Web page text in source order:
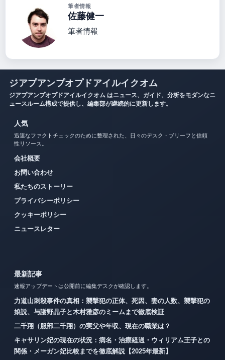
筆者情報
佐藤健一
筆者情報
ジアプアンプオプドアイルイクオム
ジアプアンプオプドアイルイクオム はニュース、ガイド、分析をモダンなニ
ュースルーム構成で提供し、編集部が継続的に更新します。
人気
迅速なファクトチェックのために整理された、日々のデスク・ブリーフと信頼
性リソース。
会社概要
お問い合わせ
私たちのストーリー
プライバシーポリシー
クッキーポリシー
ニュースレター
最新記事
速報アップデートは公開前に編集デスクが確認します。
力道山刺殺事件の真相：襲撃犯の正体、死因、妻の人数、襲撃犯の
娘説、与謝野晶子と木村雅彦のミームまで徹底検証
二千翔（服部二千翔）の実父や年収、現在の職業は？
キャサリン妃の現在の状況：病名・治療経過・ウィリアム王子との
関係・メーガン妃比較までを徹底解説【2025年最新】